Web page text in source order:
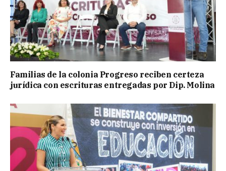
Familias de la colonia Progreso reciben certeza
jurídica con escrituras entregadas por Dip. Molina